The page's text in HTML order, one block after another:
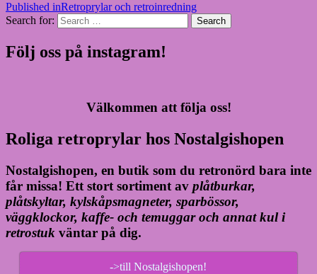
Published inRetroprylar och retroinredning
Search for:
Search
Följ oss på instagram!
Välkommen att följa oss!
Roliga retroprylar hos Nostalgishopen
Nostalgishopen, en butik som du retronörd bara inte
får missa! Ett stort sortiment av plåtburkar,
plåtskyltar, kylskåpsmagneter, sparbössor,
väggklockor, kaffe- och temuggar och annat kul i
retrostuk väntar på dig.
->till Nostalgishopen!